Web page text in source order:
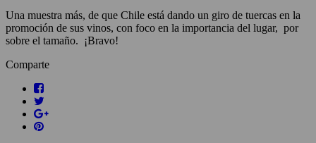
Una muestra más, de que Chile está dando un giro de tuercas en la
promoción de sus vinos, con foco en la importancia del lugar, por
sobre el tamaño. ¡Bravo!
Comparte